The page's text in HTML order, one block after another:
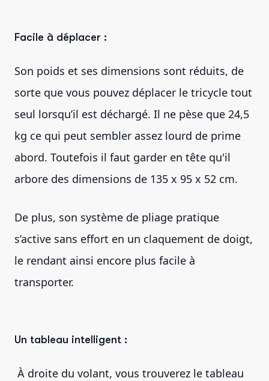
Facile à déplacer :
Son poids et ses dimensions sont réduits, de
sorte que vous pouvez déplacer le tricycle tout
seul lorsqu’il est déchargé. Il ne pèse que 24,5
kg ce qui peut sembler assez lourd de prime
abord. Toutefois il faut garder en tête qu'il
arbore des dimensions de 135 x 95 x 52 cm.
De plus, son système de pliage pratique
s’active sans effort en un claquement de doigt,
le rendant ainsi encore plus facile à
transporter.
Un tableau intelligent :
À droite du volant, vous trouverez le tableau